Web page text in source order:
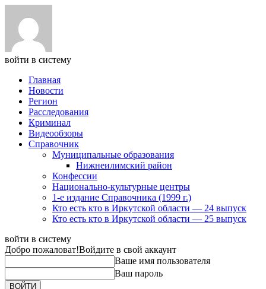
войти в систему
Главная
Новости
Регион
Расследования
Криминал
Видеообзоры
Справочник
Муниципальные образования
Нижнеилимский район
Конфессии
Национально-культурные центры
1-е издание Справочника (1999 г.)
Кто есть кто в Иркутской области — 24 выпуск
Кто есть кто в Иркутской области — 25 выпуск
войти в систему
Добро пожаловат!Войдите в свой аккаунт
Ваше имя пользователя
Ваш пароль